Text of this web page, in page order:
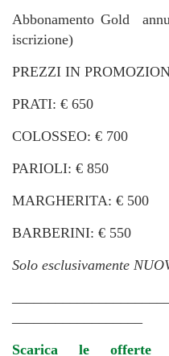
Abbonamento Gold
iscrizione)
PREZZI IN
PRATI: € 650
COLOSSEO: € 700
PARIOLI: € 850
MARGHERITA: € 500
BARBERINI: € 550
Solo esclusivamente
Scarica le offerte